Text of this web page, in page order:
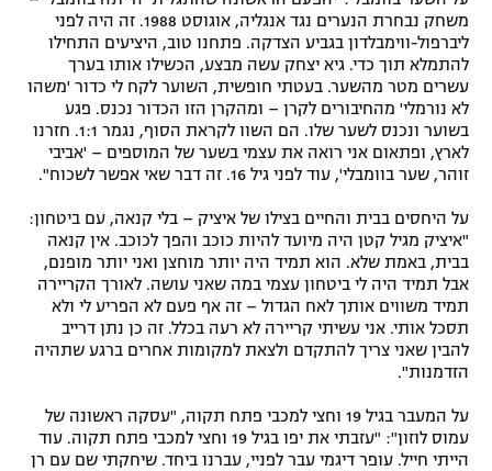
משחק נבחרת הנערים נגד אנגליה, אוגוסט 1988. זה היה לפני
ליברפול-ווימבלדון בגביע הצדקה. פתחנו טוב, היציעים התחילו
להתמלא תוך כדי. גיא יצחק עשה מבצע, הכשילו אותו בערך
עשרים מטר מהשער. בעטתי חופשית, השוער לקח לי כדור 'משהו
לא נורמלי' מהחיבורים לקרן – ומהקרן הזו הכדור נכנס. פגע
בשוער ונכנס לשער שלו. הם השוו לקראת הסוף, נגמר 1:1. חזרנו
לארץ, ופתאום אני רואה את עצמי בשער של המוספים – 'אביבי
זוהר, שער בוומבלי', עוד לפני גיל 16. זה דבר שאי אפשר לשכוח".
על היחסים בבית והחיים בצילו של איציק – בלי קנאה, עם ביטחון:
"איציק מגיל קטן היה מיועד להיות כוכב והפך לכוכב. אין קנאה
בבית, באמת שלא. הוא תמיד היה יותר מוחצן ואני יותר מופנם,
אבל תמיד היה לי ביטחון עצמי במה שאני עושה. לאורך הקריירה
תמיד משווים אותך לאח הגדול – זה אף פעם לא הפריע לי ולא
תסכל אותי. אני עשיתי קריירה לא רעה בכלל. זה כן נתן דרייב
להבין שאני צריך להתקדם ולצאת למקומות אחרים ברגע שתהיה
הזדמנות".
על המעבר בגיל 19 וחצי למכבי פתח תקוה, "עסקה ראשונה של
עמוס לוזון": "עזבתי את יפו בגיל 19 וחצי למכבי פתח תקוה. עוד
הייתי חייל. עופר דיגמי עבר לפניי, עברנו ביחד. שיחקתי שם עם רן